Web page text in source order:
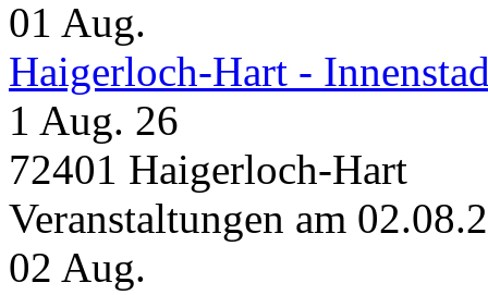
01 Aug.
Haigerloch-Hart -
1 Aug. 26
72401 Haigerloch-Hart
Veranstaltungen am
02 Aug.